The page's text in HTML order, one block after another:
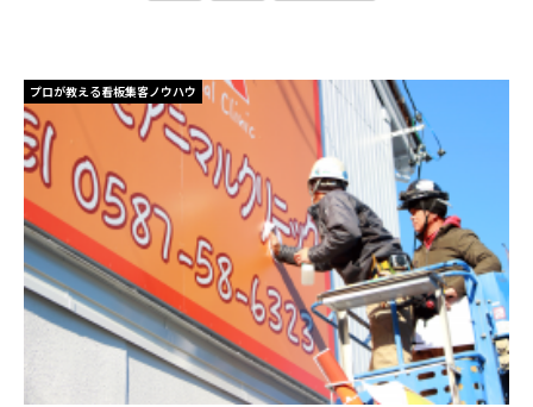
プロが教える看板集客ノウハウ